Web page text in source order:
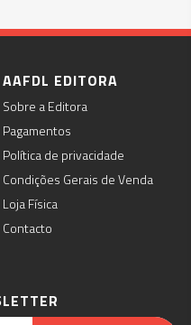
AAFDL EDITORA
Sobre a Editora
Pagamentos
Política de privacidade
Condições Gerais de Venda
Loja Física
Contacto